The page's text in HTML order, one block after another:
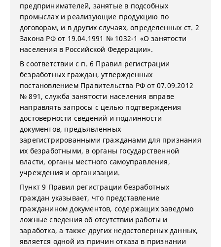
предпринимателей, занятые в подсобных
промыслах и реализующие продукцию по
договорам, и в других случаях, определенных ст. 2
Закона РФ от 19.04.1991 № 1032-1 «О занятости
населения в Российской Федерации».
В соответствии с п. 6 Правил регистрации
безработных граждан, утвержденных
постановлением Правительства РФ от 07.09.2012
№ 891, служба занятости населения вправе
направлять запросы с целью подтверждения
достоверности сведений и подлинности
документов, предъявленных
зарегистрированными гражданами для признания
их безработными, в органы государственной
власти, органы местного самоуправления,
учреждения и организации.
Пункт 9 Правил регистрации безработных
граждан указывает, что представление
гражданином документов, содержащих заведомо
ложные сведения об отсутствии работы и
заработка, а также других недостоверных данных,
является одной из причин отказа в признании